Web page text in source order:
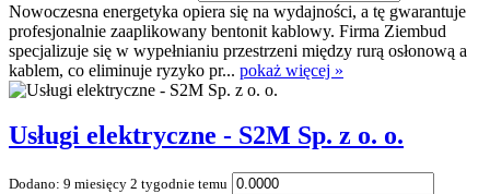
Nowoczesna energetyka opiera się na wydajności, a tę gwarantuje
profesjonalnie zaaplikowany bentonit kablowy. Firma Ziembud
specjalizuje się w wypełnianiu przestrzeni między rurą osłonową a
kablem, co eliminuje ryzyko pr... pokaż więcej »
Usługi elektryczne - S2M Sp. z o. o.
Dodano: 9 miesięcy 2 tygodnie temu